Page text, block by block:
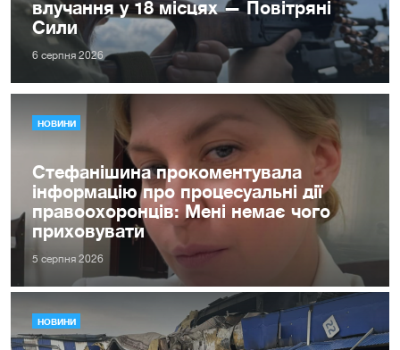
влучання у 18 місцях — Повітряні
Сили
6 серпня 2026
НОВИНИ
Стефанішина прокоментувала
інформацію про процесуальні дії
правоохоронців: Мені немає чого
приховувати
5 серпня 2026
НОВИНИ